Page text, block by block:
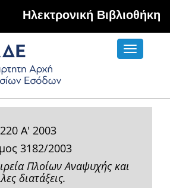
Hλεκτρονική Βιβλιοθήκη
Toggle
220 Α' 2003
3182/2003
Πλοίων Αναψυχής και
διατάξεις.